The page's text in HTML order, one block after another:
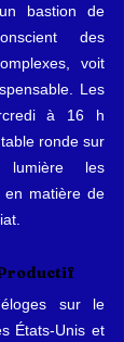
bastion de
des
voit
Les
à 16 h
ronde sur
lumière les
en matière de
sur le
États-Unis et